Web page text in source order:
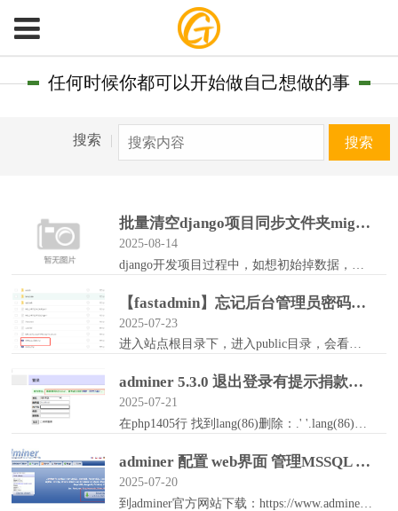
任何时候你都可以开始做自己想做的事
搜索 | 搜索
批量清空django项目同步文件夹migrations，__pycache__下的文件
2025-08-14
【fastadmin】忘记后台管理员密码、后台地址解决办法
2025-07-23
进入站点根目录下，进入public目录，会看到一个随机字符的文件。网站地址/这个文件名称就是后台路径了。 例如：xxx/UPXyvauchR.php把...
adminer 5.3.0 退出登录有提示捐款连接和文字 取消这个显示的方法
2025-07-21
adminer 配置 web界面 管理MSSQL mysql
2025-07-20
到adminer官方网站下载：https://www.adminer.org/en/只有1个php文件的。把下载的adminer的php文件放到你的IIS站点（...